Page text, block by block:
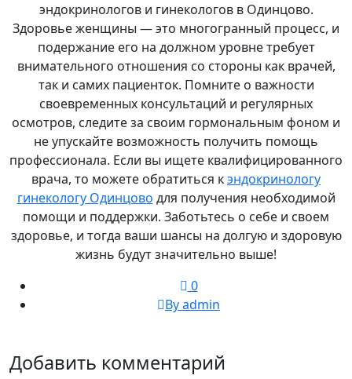
эндокринологов и гинекологов в Одинцово.
Здоровье женщины — это многогранный процесс, и
подержание его на должном уровне требует
внимательного отношения со стороны как врачей,
так и самих пациенток. Помните о важности
своевременных консультаций и регулярных
осмотров, следите за своим гормональным фоном и
не упускайте возможность получить помощь
профессионала. Если вы ищете квалифицированного
врача, то можете обратиться кэндокринологу
гинекологу Одинцово для получения необходимой
помощи и поддержки. Заботьтесь о себе и своем
здоровье, и тогда ваши шансы на долгую и здоровую
жизнь будут значительно выше!
0
By admin
Добавить комментарий